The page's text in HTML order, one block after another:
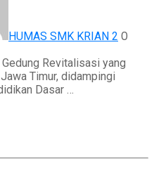
HUMAS SMK KRIAN 2 0
Revitalisasi yang
Timur, didampingi
Dasar …